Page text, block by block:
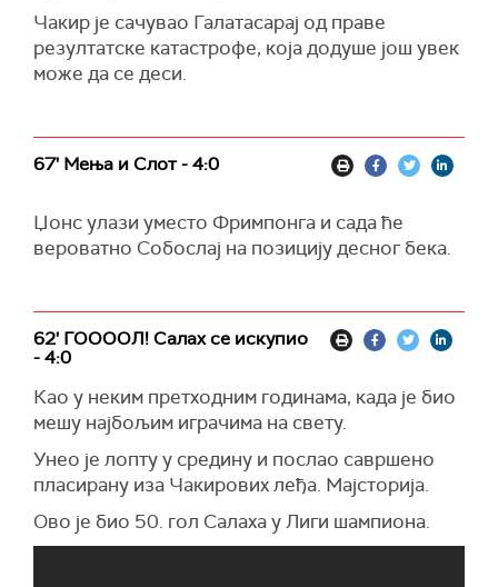
Чакир је сачувао Галатасарај од праве
резултатске катастрофе, која додуше још увек
може да се деси.
67' Мења и Слот - 4:0
Џонс улази уместо Фримпонга и сада ће
вероватно Собослај на позицију десног бека.
62' ГООООЛ! Салах се искупио
- 4:0
Као у неким претходним годинама, када је био
мешу најбољим играчима на свету.
Унео је лопту у средину и послао савршено
пласирану иза Чакирових леђа. Мајсторија.
Ово је био 50. гол Салаха у Лиги шампиона.